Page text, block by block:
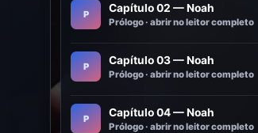
P
Capítulo 02 — Noah
Prólogo · abrir no leitor completo
P
Capítulo 03 — Noah
Prólogo · abrir no leitor completo
P
Capítulo 04 — Noah
Prólogo · abrir no leitor completo